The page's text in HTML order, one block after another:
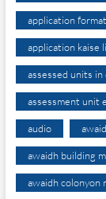
application format
application kaise
assessed units
assessment unit
audio
awaidh building
awaidh colonyon